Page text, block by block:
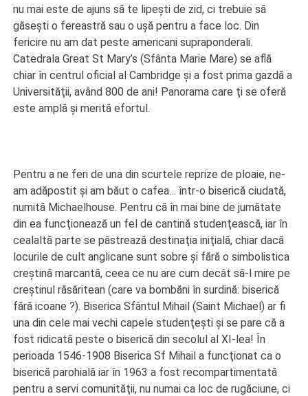
nu mai este de ajuns să te lipeşti de zid, ci trebuie să
găseşti o fereastră sau o uşă pentru a face loc. Din
fericire nu am dat peste americani supraponderali.
Catedrala Great St Mary’s (Sfânta Marie Mare) se află
chiar în centrul oficial al Cambridge şi a fost prima gazdă a
Universităţii, având 800 de ani! Panorama care ţi se oferă
este amplă şi merită efortul.
Pentru a ne feri de una din scurtele reprize de ploaie, ne-
am adăpostit şi am băut o cafea… într-o biserică ciudată,
numită Michaelhouse. Pentru că în mai bine de jumătate
din ea funcţionează un fel de cantină studenţească, iar în
cealaltă parte se păstrează destinaţia iniţială, chiar dacă
locurile de cult anglicane sunt sobre şi fără o simbolistica
creştină marcantă, ceea ce nu are cum decât să-l mire pe
creştinul răsăritean (care va bombăni în surdină: biserică
fără icoane ?). Biserica Sfântul Mihail (Saint Michael) ar fi
una din cele mai vechi capele studenţeşti şi se pare că a
fost ridicată peste o biserică din secolul al XI-lea! În
perioada 1546-1908 Biserica Sf Mihail a funcţionat ca o
biserică parohială iar în 1963 a fost recompartimentată
pentru a servi comunităţii, nu numai ca loc de rugăciune, ci